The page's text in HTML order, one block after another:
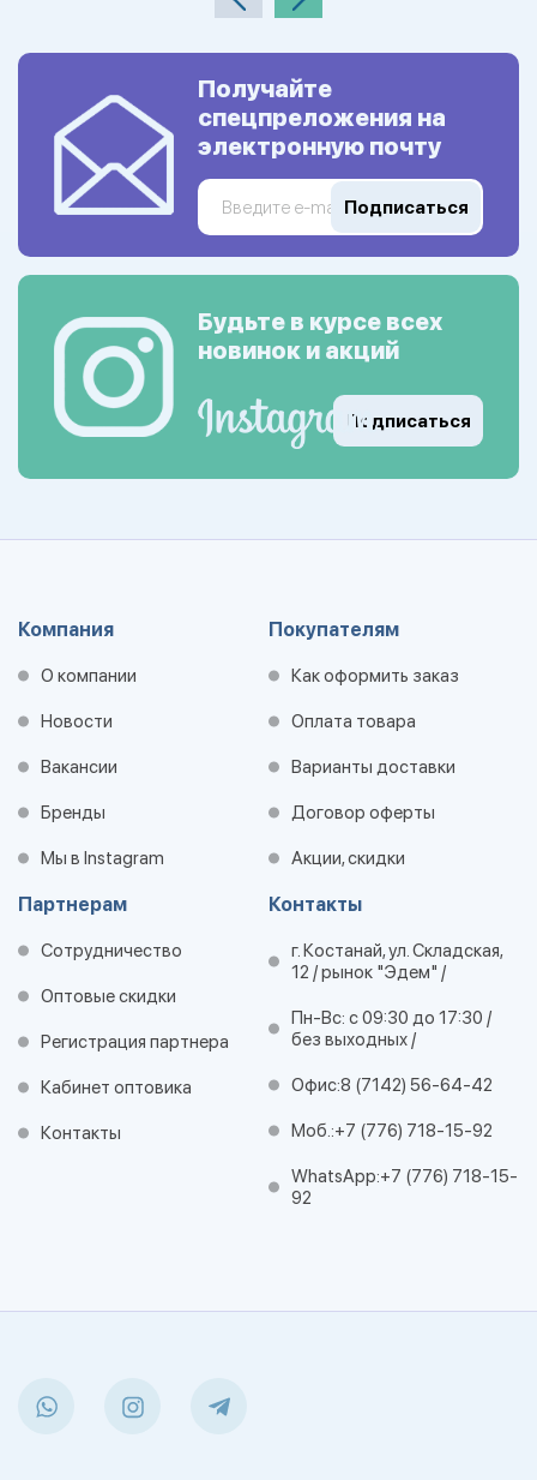
Получайте
спецпреложения на
электронную почту
Подписаться
Будьте в курсе всех
новинок и акций
Подписаться
Компания
О компании
Новости
Вакансии
Бренды
Мы в Instagram
Покупателям
Как оформить заказ
Оплата товара
Варианты доставки
Договор оферты
Акции, скидки
Партнерам
Сотрудничество
Оптовые скидки
Регистрация партнера
Кабинет оптовика
Контакты
Контакты
г. Костанай, ул. Складская,
12 / рынок "Эдем" /
Пн-Вс: с 09:30 до 17:30 /
без выходных /
Офис:8 (7142) 56-64-42
Моб.:+7 (776) 718-15-92
WhatsApp:+7 (776) 718-15-
92